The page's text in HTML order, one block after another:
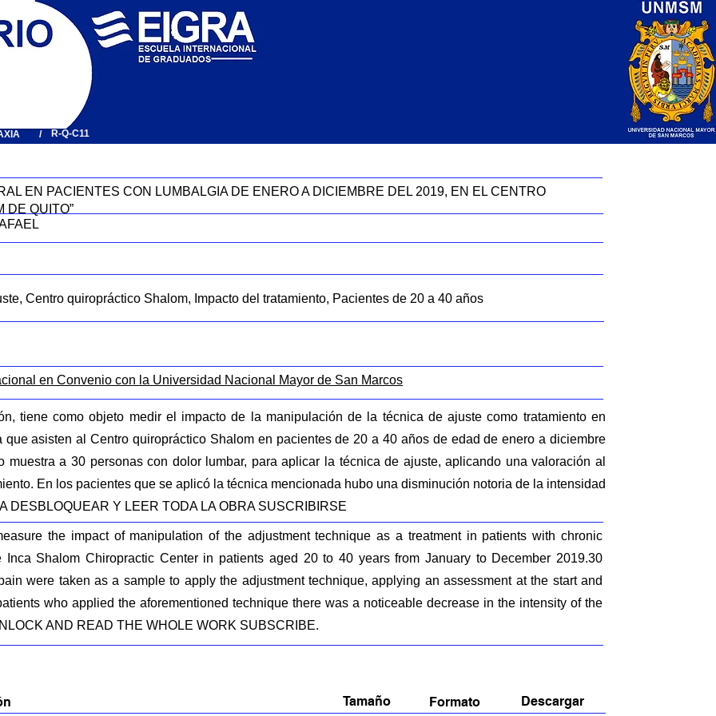
R-Q-C11
/
EN PACIENTES CON LUMBALGIA DE ENERO A DICIEMBRE DEL 2019, EN EL CENTRO
DE QUITO”
Centro quiropráctico Shalom, Impacto del tratamiento, Pacientes de 20 a 40 años
en Convenio con la Universidad Nacional Mayor de San Marcos
tiene como objeto medir el impacto de la manipulación de la técnica de ajuste como tratamiento en
que asisten al Centro quiropráctico Shalom en pacientes de 20 a 40 años de edad de enero a diciembre
muestra a 30 personas con dolor lumbar, para aplicar la técnica de ajuste, aplicando una valoración al
En los pacientes que se aplicó la técnica mencionada hubo una disminución notoria de la intensidad
DESBLOQUEAR Y LEER TODA LA OBRA SUSCRIBIRSE
the impact of manipulation of the adjustment technique as a treatment in patients with chronic
Inca Shalom Chiropractic Center in patients aged 20 to 40 years from January to December 2019.30
were taken as a sample to apply the adjustment technique, applying an assessment at the start and
who applied the aforementioned technique there was a noticeable decrease in the intensity of the
AND READ THE WHOLE WORK SUBSCRIBE.
Descargar
Tamaño Formato